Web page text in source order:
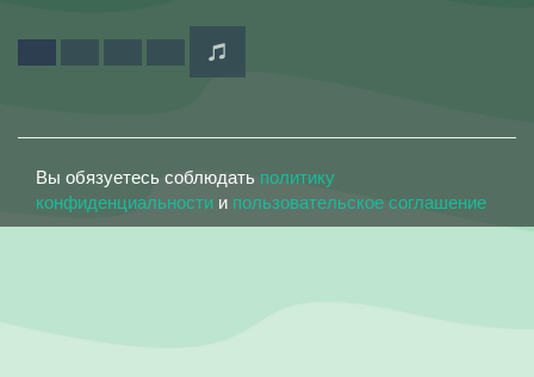
Вы обязуетесь соблюдать политику
конфиденциальности и пользовательское соглашение